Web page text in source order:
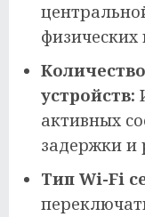
физических
устройств:
активных
задержки и
Тип Wi-Fi